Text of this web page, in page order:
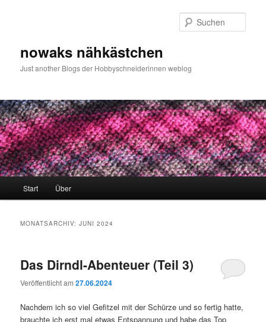
nowaks nähkästchen
Just another Blogs der Hobbyschneiderinnen weblog
Start Über
MONATSARCHIV:JUNI 2024
Das Dirndl-Abenteuer (Teil 3)
Veröffentlicht am27.06.2024
Nachdem ich so viel Gefitzel mit der Schürze und so fertig hatte,
brauchte ich erst mal etwas Entspannung und habe das Top